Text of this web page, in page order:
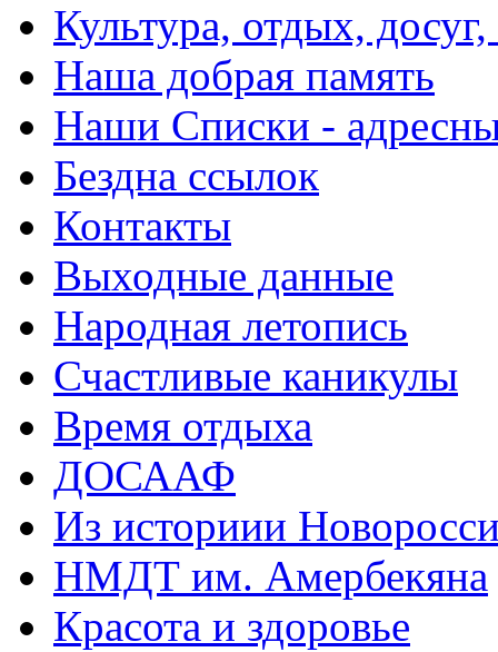
Культура, отдых,
Наша добрая память
Наши Списки -
Бездна ссылок
Контакты
Выходные данные
Народная летопись
Счастливые каникулы
Время отдыха
ДОСААФ
Из историии
НМДТ им. Амербекяна
Красота и здоровье